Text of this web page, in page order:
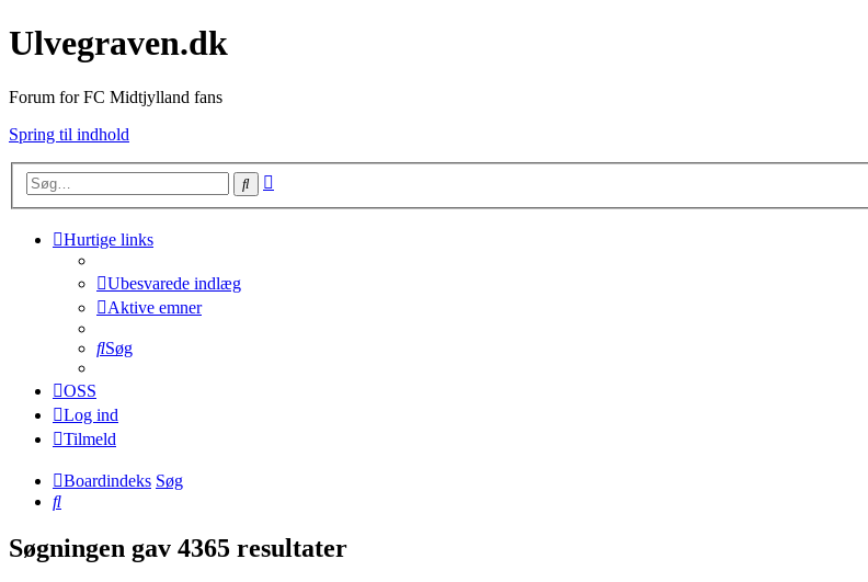
Ulvegraven.dk
Forum for FC Midtjylland fans
Spring til indhold
Søg
Hurtige links
Ubesvarede indlæg
Aktive emner
Søg
OSS
Log ind
Tilmeld
Boardindeks Søg
Søg
Søgningen gav 4365 resultater